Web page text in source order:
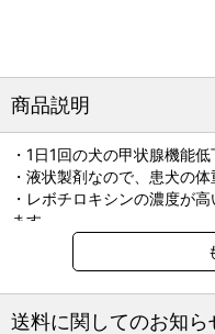
商品説明
・1日1回の犬の甲状腺機能低
・液状製剤なので、患犬の
・レボチロキシンの濃度が
ます。
・フードにかけるだけで投
さから開放されます。
容易になります。
送料に関してのお知ら